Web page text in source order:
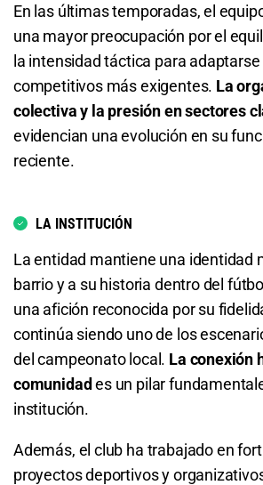
4.90 S/ 49
Total de Goles - Más de 1.5
S/ 17,20
Total de Goles - Más de 3.5
5.20 S/ 52
Total de Goles - Menos de 3.5
1.17 S/ 11,70
10.00
Total de Goles - Menos de 4.5
1.05 S/ 10,50
Total de Tarjetas - Menos de 0.5
5.70
En las últimas temporadas, el
una mayor preocupación por el
la intensidad táctica para
competitivos más exigentes. La
colectiva y la presión en sectores
evidencian una evolución en su
reciente.
LA INSTITUCIÓN
La entidad mantiene una identidad
barrio y a su historia dentro del
una afición reconocida por su
continúa siendo uno de los
del campeonato local. La conexión
comunidades un pilar
institución.
Además, el club ha trabajado en
proyectos deportivos y